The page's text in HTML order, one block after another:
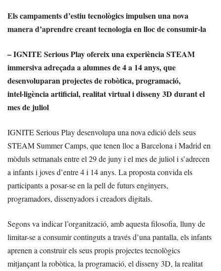
Els campaments d’estiu tecnològics impulsen una nova
manera d’aprendre creant tecnologia en lloc de consumir-la
– IGNITE Serious Play ofereix una experiència STEAM
immersiva adreçada a alumnes de 4 a 14 anys, que
desenvoluparan projectes de robòtica, programació,
intel·ligència artificial, realitat virtual i disseny 3D durant el
mes de juliol
IGNITE Serious Play desenvolupa una nova edició dels seus
STEAM Summer Camps, que tenen lloc a Barcelona i Madrid en
mòduls setmanals entre el 29 de juny i el mes de juliol i s’adrecen
a infants i joves d’entre 4 i 14 anys. La proposta convida els
participants a posar-se en la pell de futurs enginyers,
programadors, dissenyadors i creadors digitals.
Segons va indicar l’organització, amb aquesta filosofia, lluny de
limitar-se a consumir continguts a través d’una pantalla, els infants
aprenen a construir els seus propis projectes tecnològics
mitjançant la robòtica, la programació, el disseny 3D, la realitat